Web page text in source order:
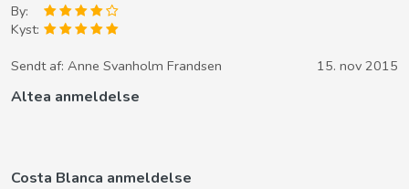
By:
Kyst:
Sendt af: Anne Svanholm Frandsen 15. nov 2015
Altea anmeldelse
Costa Blanca anmeldelse